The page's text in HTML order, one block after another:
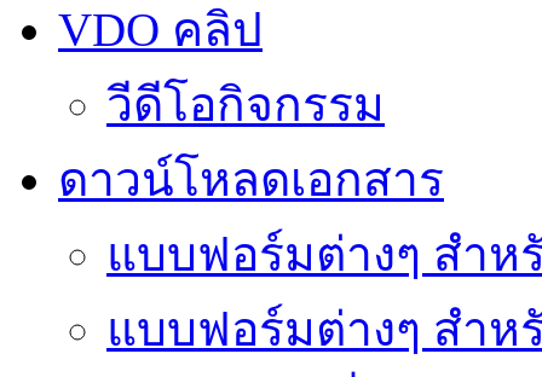
VDO คลิป
วีดีโอกิจกรรม
ดาวน์โหลดเอกสาร
แบบฟอร์มต่างๆ สำห
แบบฟอร์มต่างๆ สำห